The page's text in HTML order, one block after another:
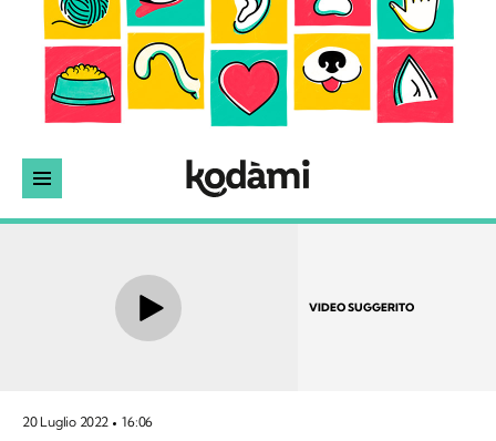
VIDEO SUGGERITO
20 Luglio 2022 16:06